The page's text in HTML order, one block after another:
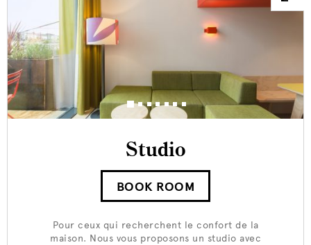
Studio
BOOK ROOM
Pour ceux qui recherchent le confort de la
maison. Nous vous proposons un studio avec